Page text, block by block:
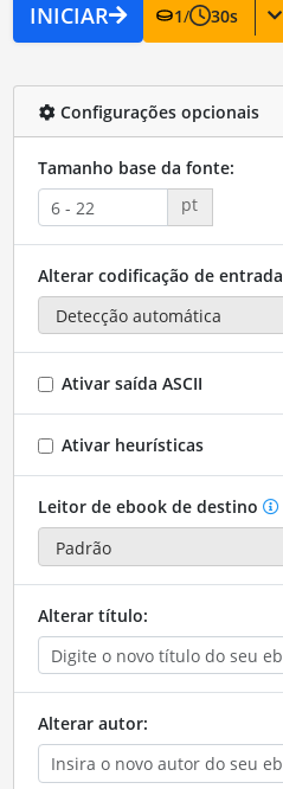
INICIAR 1/ 30s
Configurações opcionais
Tamanho base da fonte:
pt
Alterar codificação de entrada
Ativar saída ASCII
Ativar heurísticas
Leitor de ebook de destino
Alterar título:
Alterar autor: